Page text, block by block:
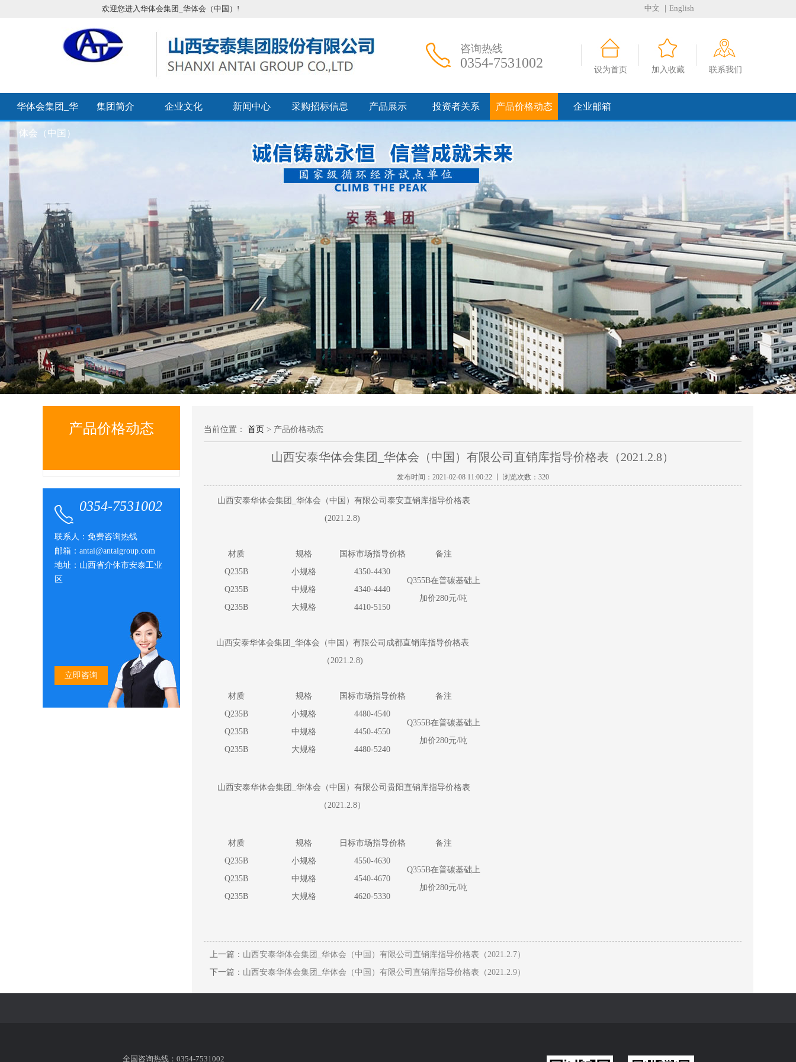
欢迎您进入华体会集团_华体会（中国）! 中文 ｜English
咨询热线
0354-7531002 设为首页 加入收藏 联系我们
华体会集团_华
体会（中国）
集团简介 企业文化 新闻中心 采购招标信息 产品展示 投资者关系 产品价格动态 企业邮箱
产品价格动态
0354-7531002
联系人：免费咨询热线
邮箱：antai@antaigroup.com
地址：山西省介休市安泰工业
区
立即咨询
当前位置： 首页 > 产品价格动态
山西安泰华体会集团_华体会（中国）有限公司直销库指导价格表（2021.2.8）
发布时间：2021-02-08 11:00:22 丨 浏览次数： 320
山西安泰华体会集团_华体会（中国）有限公司泰安直销库指导价格表
(2021.2.8)
材质 规格 国标市场指导价格
备注
Q235B
小规格
4350-4430
Q355B在普碳基础上
加价280元/吨
Q235B 中规格
4340-4440
Q235B
大规格 4410-5150
山西安泰华体会集团_华体会（中国）有限公司成都直销库指导价格表
（2021.2.8)
材质 规格 国标市场指导价格
备注
Q235B
小规格
4480-4540
Q355B在普碳基础上
加价280元/吨
Q235B 中规格
4450-4550
Q235B
大规格 4480-5240
山西安泰华体会集团_华体会（中国）有限公司贵阳直销库指导价格表
（2021.2.8）
材质 规格 日标市场指导价格
备注
Q235B
小规格
4550-4630
Q355B在普碳基础上
加价280元/吨
Q235B 中规格
4540-4670
Q235B
大规格 4620-5330
上一篇： 山西安泰华体会集团_华体会（中国）有限公司直销库指导价格表（2021.2.7）
下一篇： 山西安泰华体会集团_华体会（中国）有限公司直销库指导价格表（2021.2.9）
全国咨询热线：0354-7531002